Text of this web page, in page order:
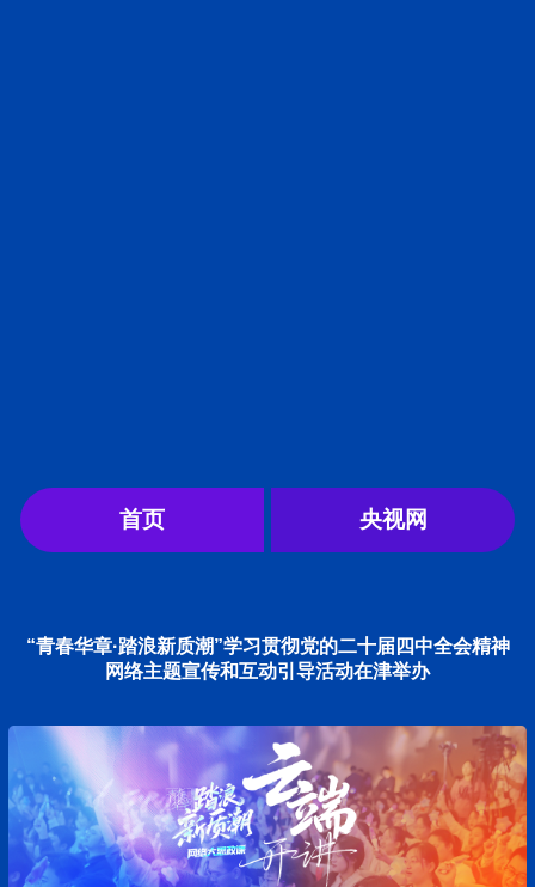
首页 央视网
“青春华章·踏浪新质潮”学习贯彻党的二十届四中全会精神
网络主题宣传和互动引导活动在津举办